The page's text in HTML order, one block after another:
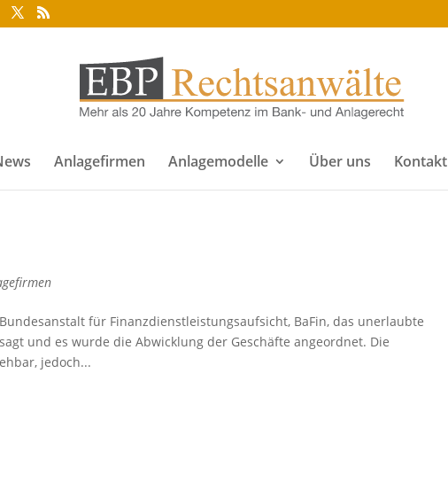
Anlagefirmen Anlagemodelle Über uns Kontakt
für Finanzdienstleistungsaufsicht, BaFin, das unerlaubte
und es wurde die Abwicklung der Geschäfte angeordnet. Die
jedoch...